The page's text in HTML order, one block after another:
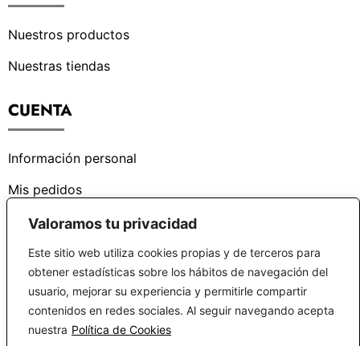
Valoramos tu privacidad
Este sitio web utiliza cookies propias y de terceros para
obtener estadísticas sobre los hábitos de navegación del
usuario, mejorar su experiencia y permitirle compartir
contenidos en redes sociales. Al seguir navegando acepta
nuestra Política de Cookies
Nuestros productos
Nuestras tiendas
CUENTA
Información personal
Mis pedidos
¿PODEMOS AYUDARTE?
Centro de ayuda
Preguntas frecuentes